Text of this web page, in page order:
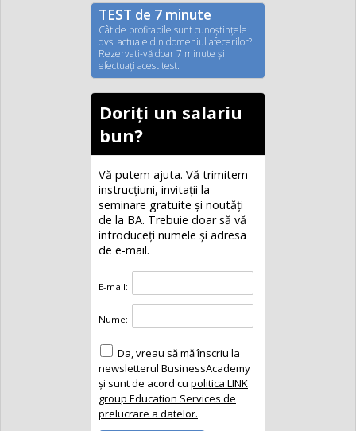
TEST de 7 minute
Cât de profitabile sunt cunoştinţele
dvs. actuale din domeniul afecerilor?
Rezervati-vă doar 7 minute şi
efectuaţi acest test.
Doriți un salariu
bun?
Vă putem ajuta. Vă trimitem
instrucțiuni, invitaţii la
seminare gratuite şi noutăţi
de la BA. Trebuie doar să vă
introduceţi numele și adresa
de e-mail.
E-mail:
Nume:
Da, vreau să mă înscriu la
newsletterul BusinessAcademy
și sunt de acord cu politica LINK
group Education Services de
prelucrare a datelor.